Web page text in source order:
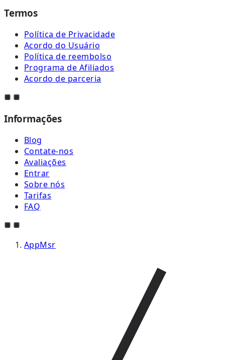
Termos
Política de Privacidade
Acordo do Usuário
Política de reembolso
Programa de Afiliados
Acordo de parceria
Informações
Blog
Contate-nos
Avaliações
Entrar
Sobre nós
Tarifas
FAQ
AppMsr